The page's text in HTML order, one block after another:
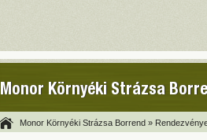
Monor Környéki Strázsa
Monor Környéki Strázsa Borrend »